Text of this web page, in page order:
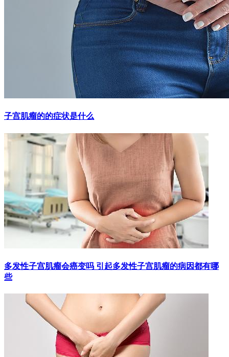
子宫肌瘤的的症状是什么
多发性子宫肌瘤会癌变吗 引起多发性子宫肌瘤的病因都有哪
些